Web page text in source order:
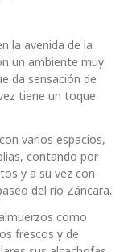
la avenida de la
un ambiente muy
da sensación de
tiene un toque
varios espacios,
contando por
y a su vez con
del río Záncara.
como
frescos y de